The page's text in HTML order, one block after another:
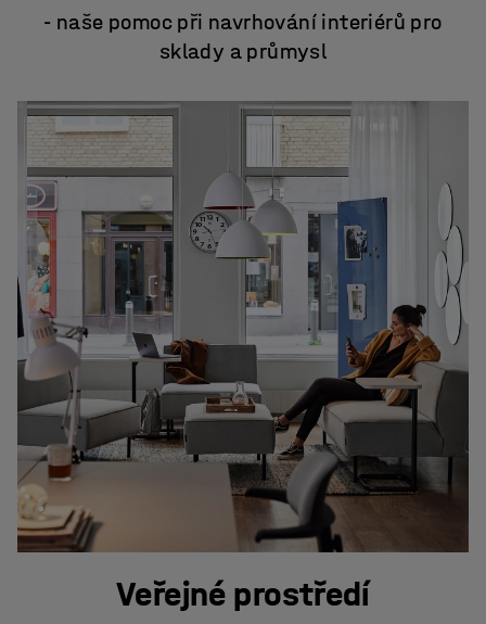
- naše pomoc při navrhování interiérů pro
sklady a průmysl
Veřejné prostředí